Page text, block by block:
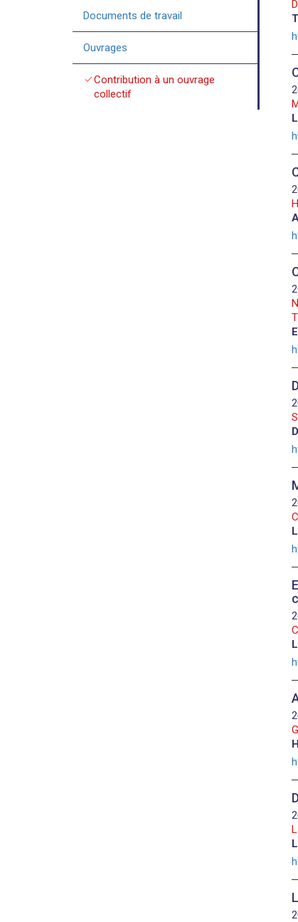
Documents de travail
Ouvrages
checkContribution à un ouvrage
collectif